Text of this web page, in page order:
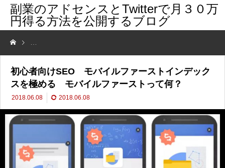
副業のアドセンスとTwitterで月３０万
円得る方法を公開するブログ
初心者向けSEO モバイルファーストインデックスを極める モバイル
初心者向けSEO モバイルファーストインデック
スを極める モバイルファーストって何？
2018.06.08 2018.06.08